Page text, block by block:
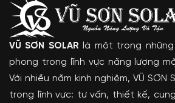
VŨ SƠN SOLAR là một trong
phong trong lĩnh vực năng lượng
Với nhiều năm kinh nghiệm, VŨ SƠN
trong lĩnh vực: tư vấn, thiết kế,